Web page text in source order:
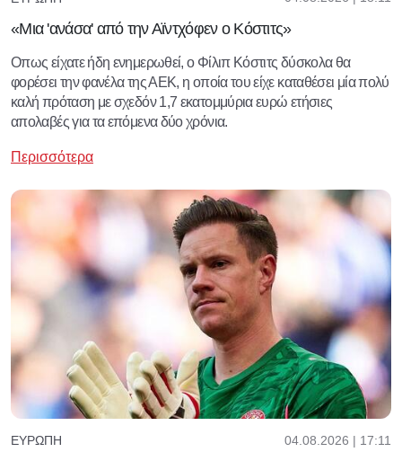
«Μια 'ανάσα' από την Αϊντχόφεν ο Κόστιτς»
Οπως είχατε ήδη ενημερωθεί, ο Φίλιπ Κόστιτς δύσκολα θα
φορέσει την φανέλα της ΑΕΚ, η οποία του είχε καταθέσει μία πολύ
καλή πρόταση με σχεδόν 1,7 εκατομμύρια ευρώ ετήσιες
απολαβές για τα επόμενα δύο χρόνια.
Περισσότερα
ΕΥΡΏΠΗ 04.08.2026 | 17:11